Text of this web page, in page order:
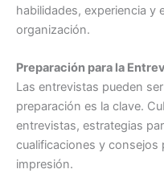
habilidades, experiencia y
organización.
Preparación para la
Las entrevistas pueden
preparación es la clave.
entrevistas, estrategias
cualificaciones y consejos
impresión.